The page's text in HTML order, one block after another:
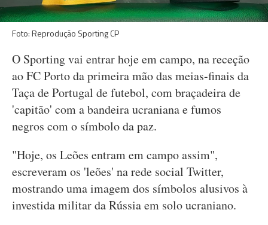
Foto: Reprodução Sporting CP
O Sporting vai entrar hoje em campo, na receção
ao FC Porto da primeira mão das meias-finais da
Taça de Portugal de futebol, com braçadeira de
'capitão' com a bandeira ucraniana e fumos
negros com o símbolo da paz.
"Hoje, os Leões entram em campo assim",
escreveram os 'leões' na rede social Twitter,
mostrando uma imagem dos símbolos alusivos à
investida militar da Rússia em solo ucraniano.